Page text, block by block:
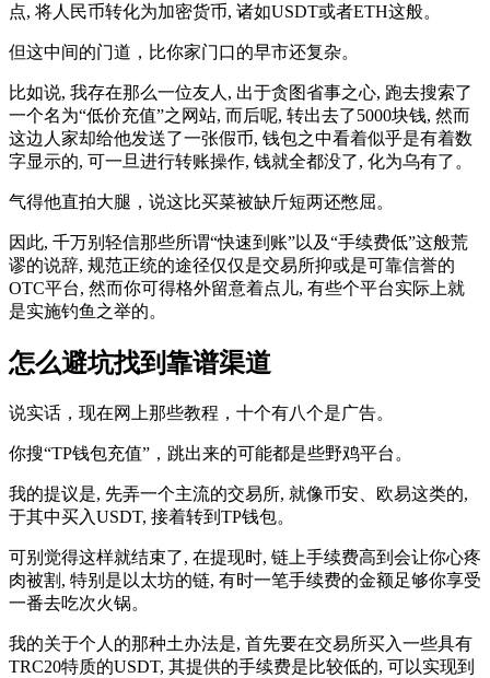
点, 将人民币转化为加密货币, 诸如USDT或者ETH这般。
但这中间的门道，比你家门口的早市还复杂。
比如说, 我存在那么一位友人, 出于贪图省事之心, 跑去搜索了
一个名为“低价充值”之网站, 而后呢, 转出去了5000块钱, 然而
这边人家却给他发送了一张假币, 钱包之中看着似乎是有着数
字显示的, 可一旦进行转账操作, 钱就全都没了, 化为乌有了。
气得他直拍大腿，说这比买菜被缺斤短两还憋屈。
因此, 千万别轻信那些所谓“快速到账”以及“手续费低”这般荒
谬的说辞, 规范正统的途径仅仅是交易所抑或是可靠信誉的
OTC平台, 然而你可得格外留意着点儿, 有些个平台实际上就
是实施钓鱼之举的。
怎么避坑找到靠谱渠道
说实话，现在网上那些教程，十个有八个是广告。
你搜“TP钱包充值”，跳出来的可能都是些野鸡平台。
我的提议是, 先弄一个主流的交易所, 就像币安、欧易这类的,
于其中买入USDT, 接着转到TP钱包。
可别觉得这样就结束了, 在提现时, 链上手续费高到会让你心疼
肉被割, 特别是以太坊的链, 有时一笔手续费的金额足够你享受
一番去吃次火锅。
我的关于个人的那种土办法是, 首先要在交易所买入一些具有
TRC20特质的USDT, 其提供的手续费是比较低的, 可以实现到